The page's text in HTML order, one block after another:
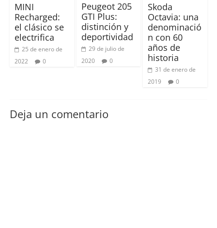
MINI
Recharged:
el clásico se
electrifica
25 de enero de
2022
0
Peugeot 205
GTI Plus:
distinción y
deportividad
29 de julio de
2020
0
Skoda
Octavia: una
denominació
n con 60
años de
historia
31 de enero de
2019
0
Deja un comentario